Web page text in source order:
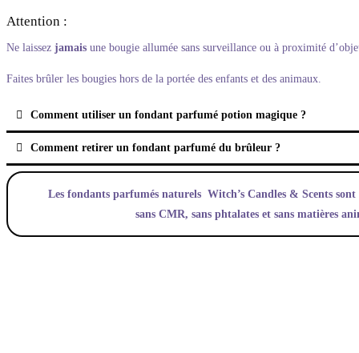
Attention :
Ne laissez jamais une bougie allumée sans surveillance ou à proximité
Faites brûler les bougies hors de la portée des enfants et des animaux.
Comment utiliser un fondant parfumé potion magique ?
Comment retirer un fondant parfumé du brûleur ?
Les fondants parfumés naturels Witch’s Candles & Scents
sans CMR, sans phtalates et sans matières